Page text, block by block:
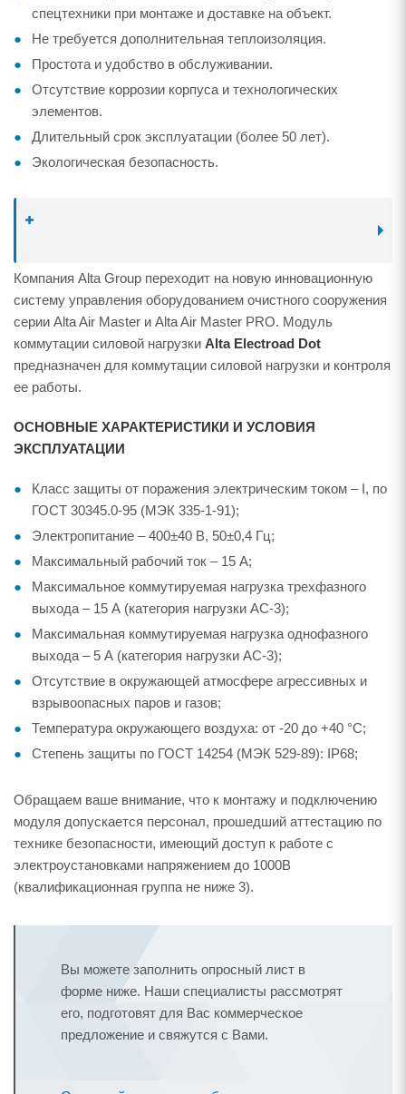
спецтехники при монтаже и доставке на объект.
Не требуется дополнительная теплоизоляция.
Простота и удобство в обслуживании.
Отсутствие коррозии корпуса и технологических
элементов.
Длительный срок эксплуатации (более 50 лет).
Экологическая безопасность.
Компания Alta Group переходит на новую инновационную
систему управления оборудованием очистного сооружения
серии Alta Air Master и Alta Air Master PRO. Модуль
коммутации силовой нагрузки Alta Electroad Dot
предназначен для коммутации силовой нагрузки и контроля
ее работы.
ОСНОВНЫЕ ХАРАКТЕРИСТИКИ И УСЛОВИЯ
ЭКСПЛУАТАЦИИ
Класс защиты от поражения электрическим током – I, по
ГОСТ 30345.0-95 (МЭК 335-1-91);
Электропитание – 400±40 В, 50±0,4 Гц;
Максимальный рабочий ток – 15 А;
Максимальное коммутируемая нагрузка трехфазного
выхода – 15 А (категория нагрузки AC-3);
Максимальная коммутируемая нагрузка однофазного
выхода – 5 А (категория нагрузки AC-3);
Отсутствие в окружающей атмосфере агрессивных и
взрывоопасных паров и газов;
Температура окружающего воздуха: от -20 до +40 °С;
Степень защиты по ГОСТ 14254 (МЭК 529-89): IP68;
Обращаем ваше внимание, что к монтажу и подключению
модуля допускается персонал, прошедший аттестацию по
технике безопасности, имеющий доступ к работе с
электроустановками напряжением до 1000В
(квалификационная группа не ниже 3).
Вы можете заполнить опросный лист в
форме ниже. Наши специалисты рассмотрят
его, подготовят для Вас коммерческое
предложение и свяжутся с Вами.